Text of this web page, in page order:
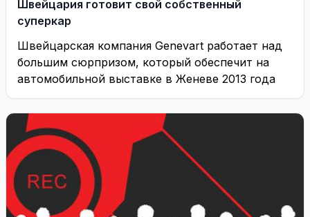
Швейцария готовит свой собственный
суперкар
Швейцарская компания Genevart работает над
большим сюрпризом, который обеспечит на
автомобильной выставке в Женеве 2013 года